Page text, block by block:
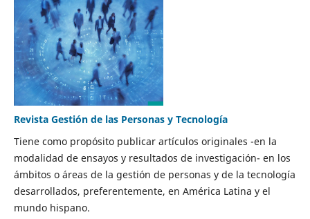
Revista Gestión de las Personas y Tecnología
Tiene como propósito publicar artículos originales -en la
modalidad de ensayos y resultados de investigación- en los
ámbitos o áreas de la gestión de personas y de la tecnología
desarrollados, preferentemente, en América Latina y el
mundo hispano.